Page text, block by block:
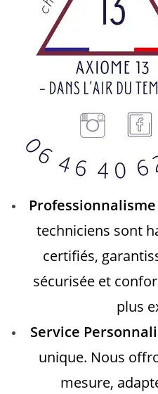
techniciens sont
certifiés,
sécurisée et
plus
Service
unique. Nous
mesure,